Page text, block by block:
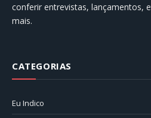
conferir entrevistas, lançamentos,
mais.
CATEGORIAS
Eu Indico